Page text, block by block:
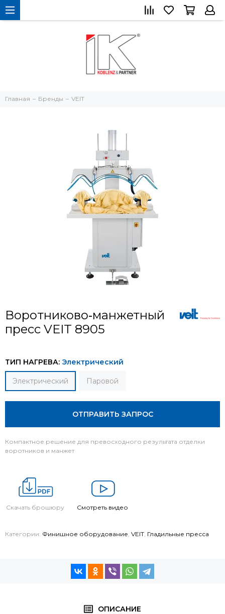
Главная Бренды VEIT
Воротниково‐манжетный
пресс VEIT 8905
ТИП НАГРЕВА: Электрический
Электрический Паровой
ОТПРАВИТЬ ЗАПРОС
Компактное решение для превосходного результата отделки
воротников и манжет
Скачать брошюру Смотреть видео
Категории: Финишное оборудование, VEIT, Гладильные пресса
ОПИСАНИЕ